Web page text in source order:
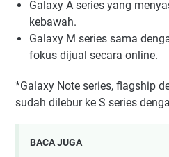
Galaxy A series yang
kebawah.
Galaxy M series sama
fokus dijual secara online.
*Galaxy Note series, flagship
sudah dilebur ke S series
BACA JUGA